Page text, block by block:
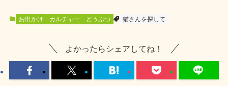
お出かけ カルチャー どうぶつ 猫さんを探して
よかったらシェアしてね！